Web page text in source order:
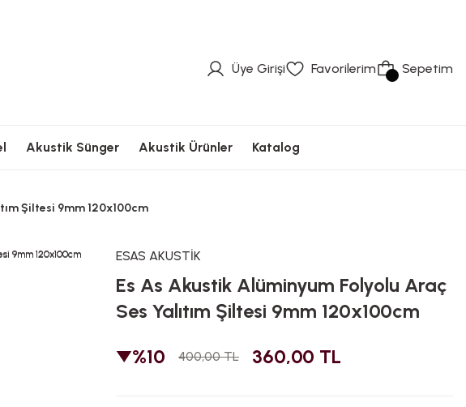
Üye Girişi Favorilerim Sepetim
Akustik Sünger Akustik Ürünler Katalog
Şiltesi 9mm 120x100cm
ESAS AKUSTİK
Es As Akustik Alüminyum Folyolu Araç
Ses Yalıtım Şiltesi 9mm 120x100cm
%10
400,00 TL 360,00 TL